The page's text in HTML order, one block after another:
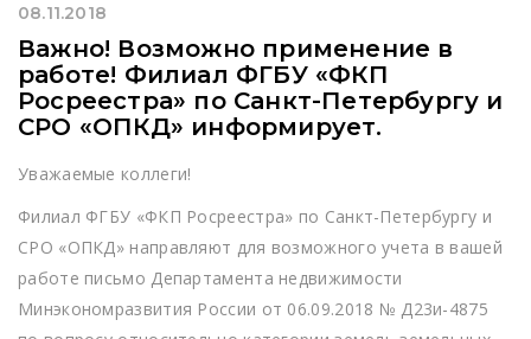
08.11.2018
Важно! Возможно применение в
работе! Филиал ФГБУ «ФКП
Росреестра» по Санкт-Петербургу и
СРО «ОПКД» информирует.
Уважаемые коллеги!
Филиал ФГБУ «ФКП Росреестра» по Санкт-Петербургу и
СРО «ОПКД» направляют для возможного учета в вашей
работе письмо Департамента недвижимости
Минэкономразвития России от 06.09.2018 № Д23и-4875